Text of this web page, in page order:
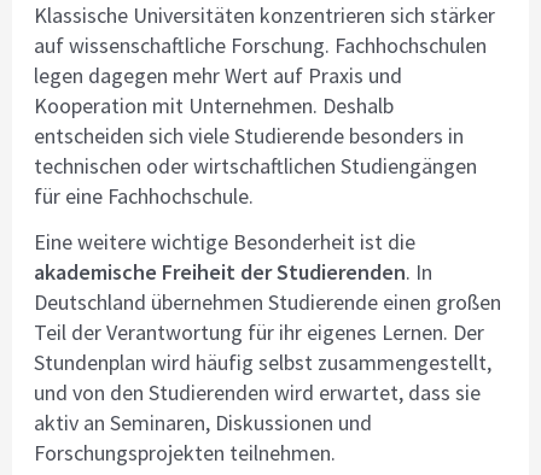
Klassische Universitäten konzentrieren sich stärker
auf wissenschaftliche Forschung. Fachhochschulen
legen dagegen mehr Wert auf Praxis und
Kooperation mit Unternehmen. Deshalb
entscheiden sich viele Studierende besonders in
technischen oder wirtschaftlichen Studiengängen
für eine Fachhochschule.
Eine weitere wichtige Besonderheit ist die
akademische Freiheit der Studierenden. In
Deutschland übernehmen Studierende einen großen
Teil der Verantwortung für ihr eigenes Lernen. Der
Stundenplan wird häufig selbst zusammengestellt,
und von den Studierenden wird erwartet, dass sie
aktiv an Seminaren, Diskussionen und
Forschungsprojekten teilnehmen.